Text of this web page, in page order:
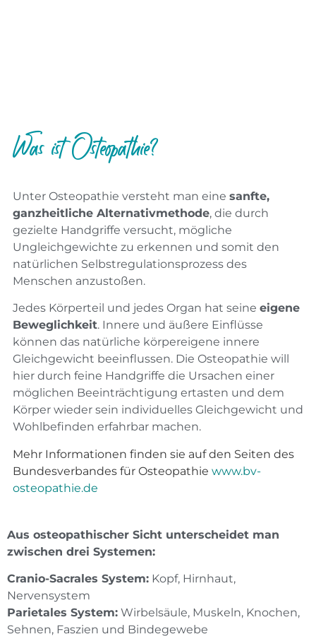
Was ist Osteopathie?
Unter Osteopathie versteht man eine sanfte,
ganzheitliche Alternativmethode, die durch
gezielte Handgriffe versucht, mögliche
Ungleichgewichte zu erkennen und somit den
natürlichen Selbstregulationsprozess des
Menschen anzustoßen.
Jedes Körperteil und jedes Organ hat seine eigene
Beweglichkeit. Innere und äußere Einflüsse
können das natürliche körpereigene innere
Gleichgewicht beeinflussen. Die Osteopathie will
hier durch feine Handgriffe die Ursachen einer
möglichen Beeinträchtigung ertasten und dem
Körper wieder sein individuelles Gleichgewicht und
Wohlbefinden erfahrbar machen.
Mehr Informationen finden sie auf den Seiten des
Bundesverbandes für Osteopathie www.bv-
osteopathie.de
Aus osteopathischer Sicht unterscheidet man
zwischen drei Systemen:
Cranio-Sacrales System: Kopf, Hirnhaut,
Nervensystem
Parietales System: Wirbelsäule, Muskeln, Knochen,
Sehnen, Faszien und Bindegewebe